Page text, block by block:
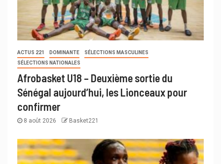
ACTUS 221 DOMINANTE
SÉLECTIONS MASCULINES
SÉLECTIONS NATIONALES
Afrobasket U18 – Deuxième sortie du
Sénégal aujourd’hui, les Lionceaux pour
confirmer
8 août 2026 Basket221